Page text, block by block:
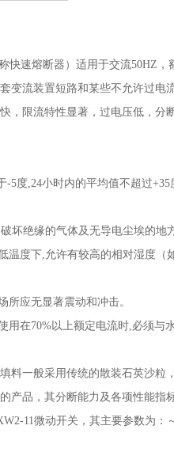
快速熔断器）适用于交流50HZ ，
变流装置短路和某些不允许过电
，限流特性显著，过电压低，分
-5度,24小时内的平均值不超过+35
坏绝缘的气体及无导电尘埃的地
温度下, 允许有较高的相对湿度（
所应无显著震动和冲击。
用在70%以上额定电流时,必须与
料一般采用传统的散装石英沙
产品，其分断能力及各项性能指
11微动开关，其主要参数为：